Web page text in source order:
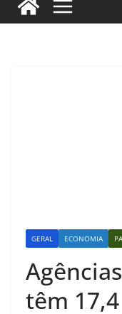
GERAL ECONOMIA
têm